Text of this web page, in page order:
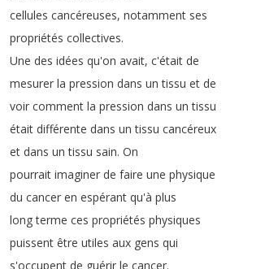
cellules cancéreuses, notamment ses
propriétés collectives.
Une des idées qu'on avait, c'était de
mesurer la pression dans un tissu et de
voir comment la pression dans un tissu
était différente dans un tissu cancéreux
et dans un tissu sain. On
pourrait imaginer de faire une physique
du cancer en espérant qu'à plus
long terme ces propriétés physiques
puissent être utiles aux gens qui
s'occupent de guérir le cancer.